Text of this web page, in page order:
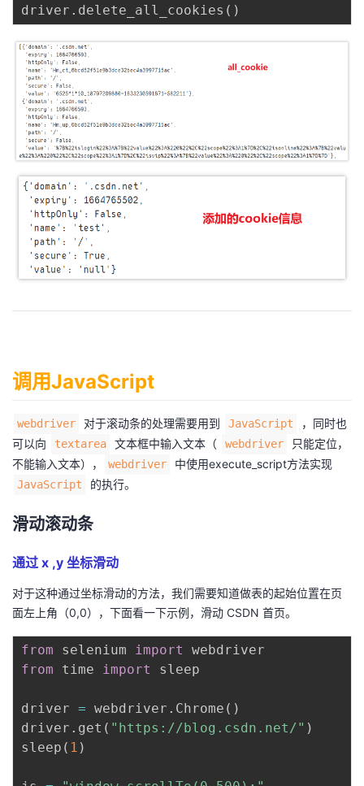
driver . delete_all_cookies ( )
调用JavaScript
webdriver 对于滚动条的处理需要用到 JavaScript
，同时也
可以向
textarea 文本框中输入文本（ webdriver
只能定位，
不能输入文本），
webdriver 中使用execute_script方法实现
JavaScript 的执行。
滑动滚动条
通过 x ,y 坐标滑动
对于这种通过坐标滑动的方法，我们需要知道做表的起始位置在页
面左上角（0,0），下面看一下示例，滑动 CSDN 首页。
from selenium import
from time import sleep
driver = webdriver . Chrome ( )
driver . get ( "https://blog.csdn.net/" )
sleep ( 1 )